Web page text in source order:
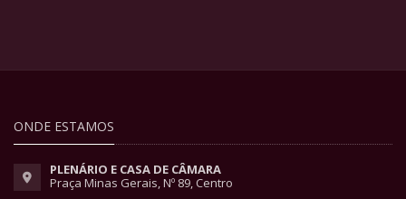
ONDE ESTAMOS
PLENÁRIO E CASA DE CÂMARA
Praça Minas Gerais, Nº 89, Centro